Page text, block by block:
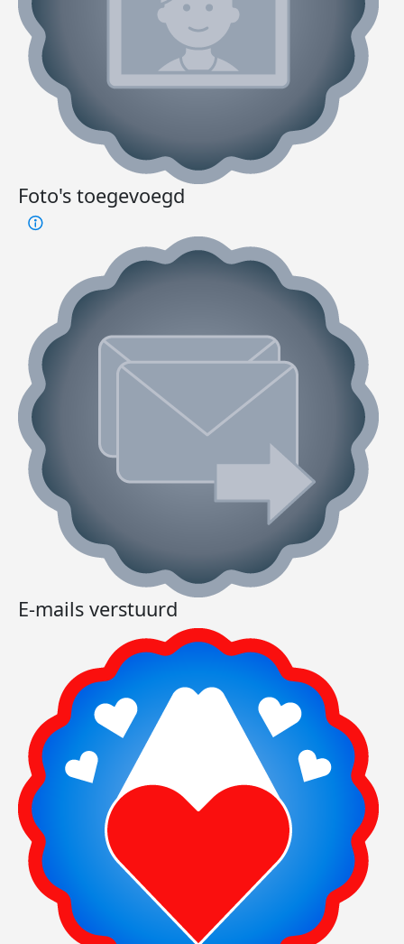
Foto's toegevoegd
E-mails verstuurd